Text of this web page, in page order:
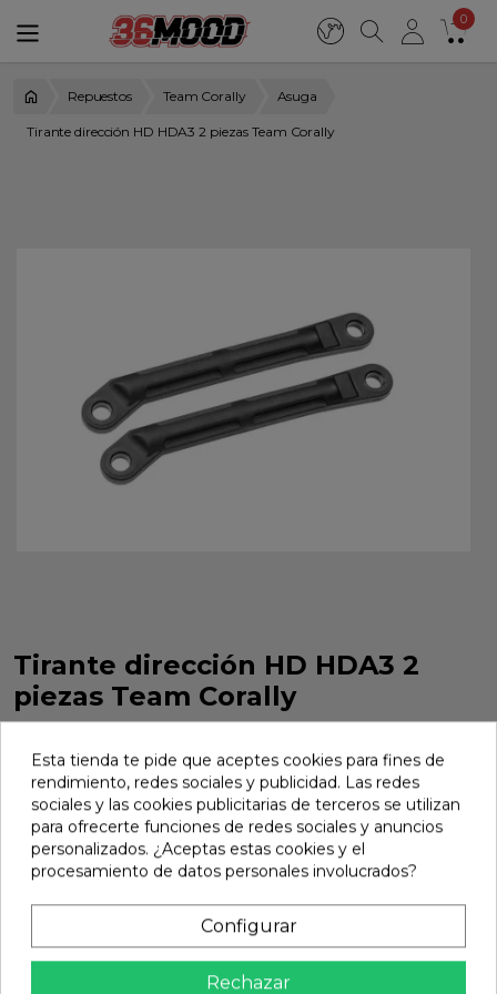
0
Repuestos Team Corally Asuga
Tirante dirección HD HDA3 2 piezas Team Corally
Tirante dirección HD HDA3 2
piezas Team Corally
00180-921
Marca: Team Corally Ref: C-00180-921
8,49 €
Añadir
En stock
Esta tienda te pide que aceptes cookies para fines de
rendimiento, redes sociales y publicidad. Las redes
sociales y las cookies publicitarias de terceros se utilizan
para ofrecerte funciones de redes sociales y anuncios
personalizados. ¿Aceptas estas cookies y el
procesamiento de datos personales involucrados?
Configurar
Rechazar